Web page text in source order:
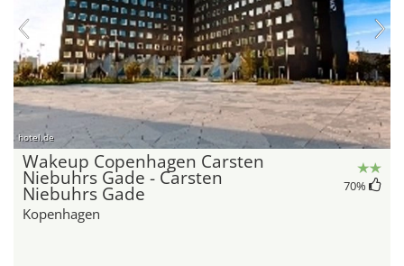
hotel.de
Wakeup Copenhagen Carsten
Niebuhrs Gade - Carsten
Niebuhrs Gade
Kopenhagen
70%